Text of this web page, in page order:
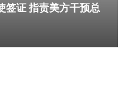
签证 指责美方干预总